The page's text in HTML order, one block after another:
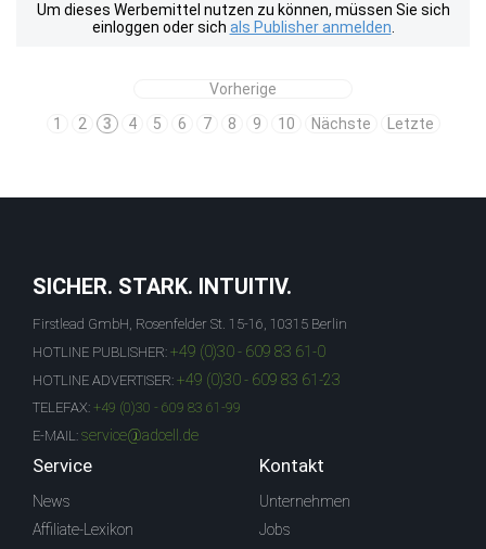
Um dieses Werbemittel nutzen zu können, müssen Sie sich
einloggen oder sich als Publisher anmelden
Vorherige
1
2 3 4 5 6 7 8 9 10 Nächste Letzte
SICHER. STARK. INTUITIV.
Firstlead GmbH, Rosenfelder St. 15-16, 10315 Berlin
HOTLINE PUBLISHER: +49 (0)30 - 609 83 61-0
HOTLINE ADVERTISER: +49 (0)30 - 609 83 61-23
TELEFAX: +49 (0)30 - 609 83 61-99
E-MAIL: service@adcell.de
Service
News
Affiliate-Lexikon
Kontakt
Unternehmen
Jobs